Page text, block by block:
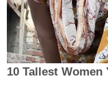
10 Tallest